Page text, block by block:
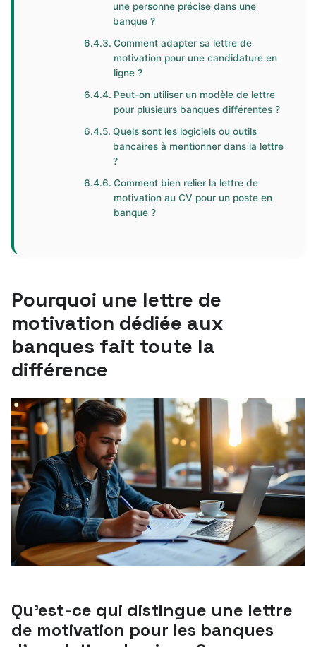
une personne précise dans une
banque ?
Comment adapter sa lettre de
motivation pour une candidature en
ligne ?
Peut-on utiliser un modèle de lettre
pour plusieurs banques différentes ?
Quels sont les logiciels ou outils
bancaires à mentionner dans la lettre
?
Comment bien relier la lettre de
motivation au CV pour un poste en
banque ?
Pourquoi une lettre de
motivation dédiée aux
banques fait toute la
différence
Qu’est-ce qui distingue une lettre
de motivation pour les banques